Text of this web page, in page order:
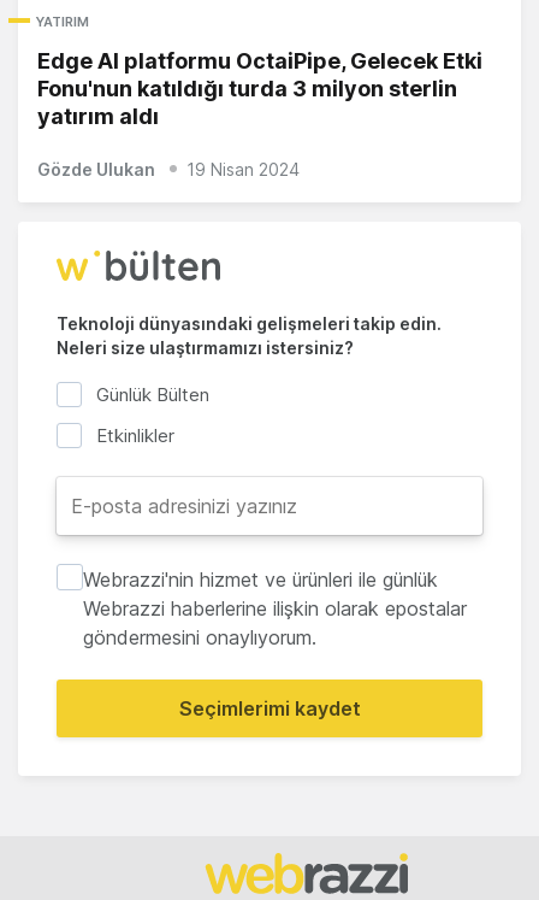
YATIRIM
Edge AI platformu OctaiPipe, Gelecek Etki
Fonu'nun katıldığı turda 3 milyon sterlin
yatırım aldı
Gözde Ulukan 19 Nisan 2024
Teknoloji dünyasındaki gelişmeleri takip edin.
Neleri size ulaştırmamızı istersiniz?
Günlük Bülten
Etkinlikler
Webrazzi'nin hizmet ve ürünleri ile günlük
Webrazzi haberlerine ilişkin olarak epostalar
göndermesini onaylıyorum.
Seçimlerimi kaydet